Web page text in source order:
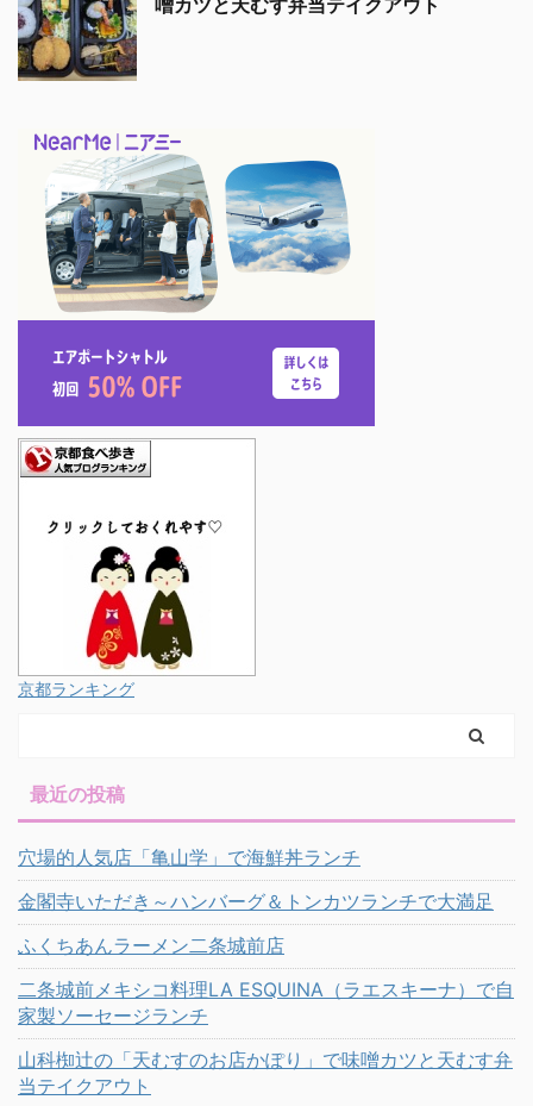
噌カツと天むす弁当テイクアウト
京都ランキング
最近の投稿
穴場的人気店「亀山学」で海鮮丼ランチ
金閣寺いただき～ハンバーグ＆トンカツランチで大満足
ふくちあんラーメン二条城前店
二条城前メキシコ料理LA ESQUINA（ラエスキーナ）で自
家製ソーセージランチ
山科椥辻の「天むすのお店かぽり」で味噌カツと天むす弁
当テイクアウト